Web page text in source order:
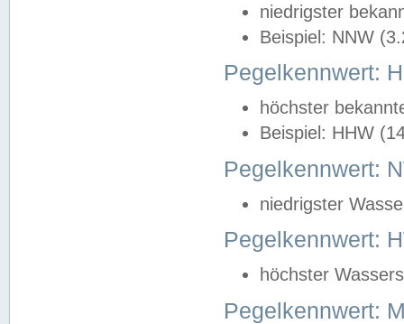
niedrigster
Beispiel: NNW
Pegelkennwert:
höchster
Beispiel: HHW
Pegelkennwert:
niedrigster
Pegelkennwert:
höchster
Pegelkennwert: